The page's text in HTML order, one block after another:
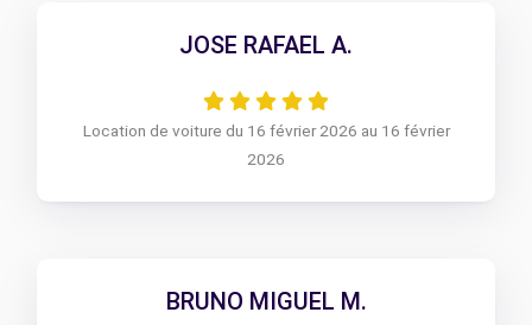
JOSE RAFAEL A.
Location de voiture du 16 février 2026 au 16 février
2026
BRUNO MIGUEL M.